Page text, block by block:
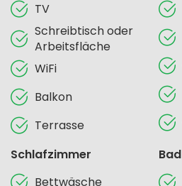
TV
Schreibtisch oder
Arbeitsfläche
WiFi
Balkon
Terrasse
Schlafzimmer
Bettwäsche
Bad